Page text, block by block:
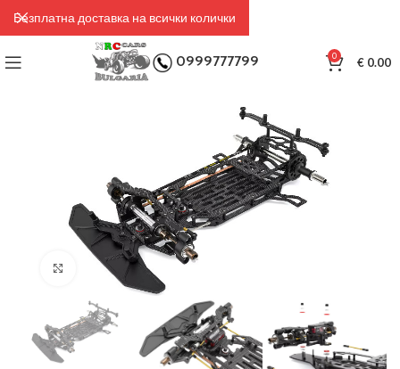
0999777799 0 €0.00
Click to enlarge
Безплатна доставка на всички колички